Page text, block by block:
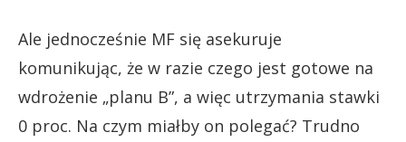
Ale jednocześnie MF się asekuruje
komunikując, że w razie czego jest gotowe na
wdrożenie „planu B”, a więc utrzymania stawki
0 proc. Na czym miałby on polegać? Trudno